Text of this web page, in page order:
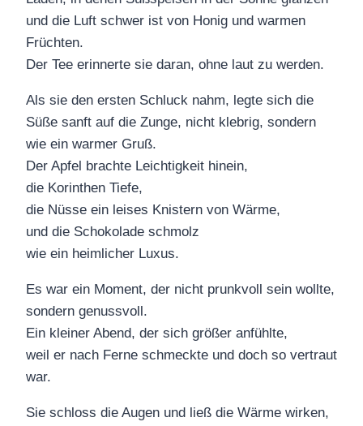
und die Luft schwer ist von Honig und warmen
Früchten.
Der Tee erinnerte sie daran, ohne laut zu werden.
Als sie den ersten Schluck nahm, legte sich die
Süße sanft auf die Zunge, nicht klebrig, sondern
wie ein warmer Gruß.
Der Apfel brachte Leichtigkeit hinein,
die Korinthen Tiefe,
die Nüsse ein leises Knistern von Wärme,
und die Schokolade schmolz
wie ein heimlicher Luxus.
Es war ein Moment, der nicht prunkvoll sein wollte,
sondern genussvoll.
Ein kleiner Abend, der sich größer anfühlte,
weil er nach Ferne schmeckte und doch so vertraut
war.
Sie schloss die Augen und ließ die Wärme wirken,